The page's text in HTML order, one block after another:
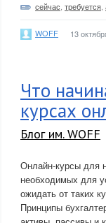
сейчас требуется
WOFF 13
Что
курсах
Блог им. WOFF
Онлайн-курсы для
необходимых для
ожидать от таких
Принципы